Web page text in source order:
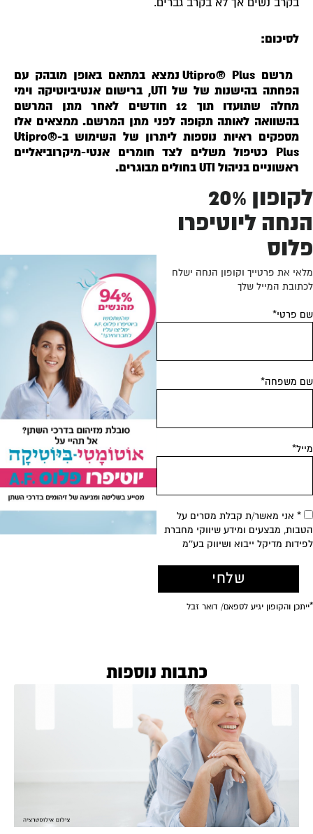
בקרב נשים אך לא בקרב גברים.
לסיכום:
מרשם Utipro® Plus נמצא במתאם באופן מובהק עם
הפחתה בהישנות של של UTI, ברישום אנטיביוטיקה וימי
מחלה שתועדו תוך 12 חודשים לאחר מתן המרשם
בהשוואה לאותה תקופה לפני מתן המרשם. ממצאים אלו
מספקים ראיות נוספות ליתרון של השימוש ב-Utipro®
Plus כטיפול משלים לצד חומרים אנטי-מיקרוביאליים
ראשוניים בניהול UTI בחולים מבוגרים.
לקופון 20%
ליוטיפרו
את פרטייך וקופון הנחה ישלח
המייל שלך
פרטי*
משפחה*
* אני מאשר/ת קבלת מסרים על
מבצעים ומידע שיווקי מחברת
מדיקל ייבוא ושיווק בע''מ
כתבות נוספות